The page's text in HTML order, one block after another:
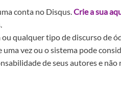
conta no Disqus.Crie a sua
qualquer tipo de discurso de
vez ou o sistema pode
de seus autores e